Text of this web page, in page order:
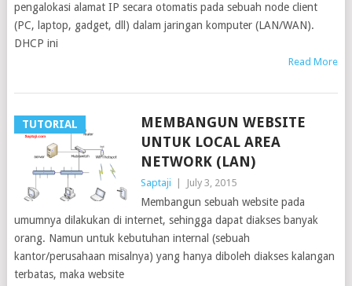
pengalokasi alamat IP secara otomatis pada sebuah node client
(PC, laptop, gadget, dll) dalam jaringan komputer (LAN/WAN).
DHCP ini
Read More
TUTORIAL
MEMBANGUN WEBSITE
UNTUK LOCAL AREA
NETWORK (LAN)
Saptaji July 3, 2015
Membangun sebuah website pada
umumnya dilakukan di internet, sehingga dapat diakses banyak
orang. Namun untuk kebutuhan internal (sebuah
kantor/perusahaan misalnya) yang hanya diboleh diakses kalangan
terbatas, maka website